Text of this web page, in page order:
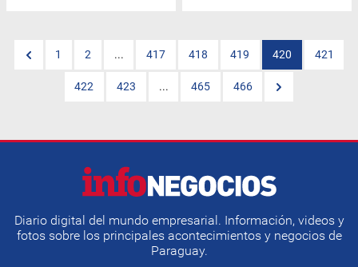
1 2 ... 417 418 419 420 421
422 423 ... 465 466
Diario digital del mundo empresarial. Información, videos y
fotos sobre los principales acontecimientos y negocios de
Paraguay.